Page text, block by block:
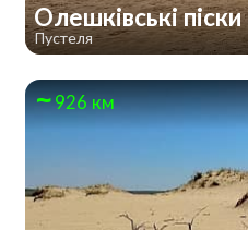
Олешківські піски
Пустеля
926 км